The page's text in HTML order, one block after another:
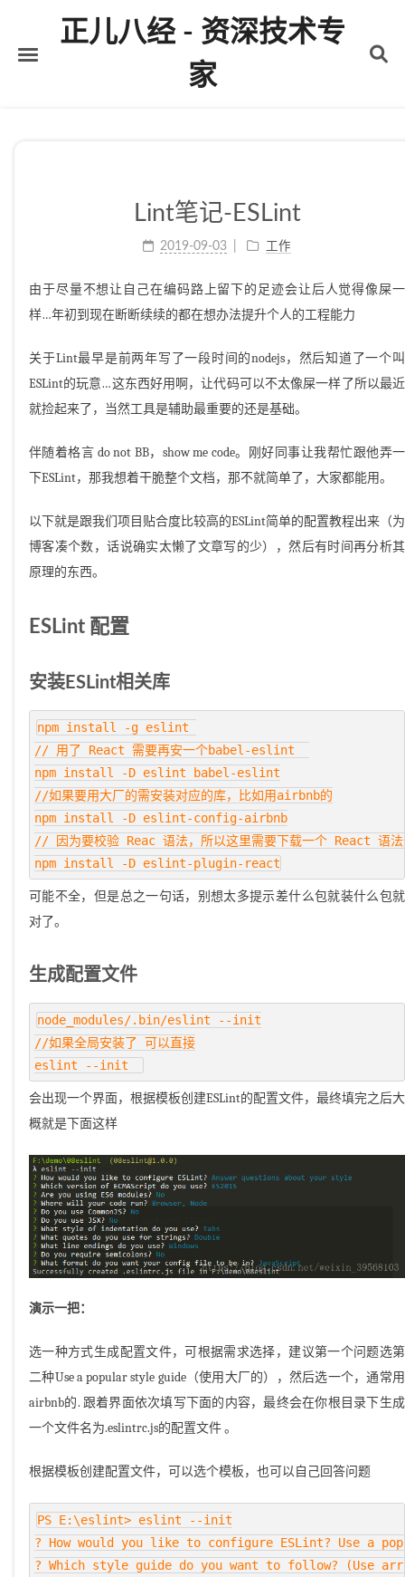
正儿八经 - 资深技术专
家
Lint笔记-ESLint
2019-09-03 工作
由于尽量不想让自己在编码路上留下的足迹会让后人觉得像屎一
样…年初到现在断断续续的都在想办法提升个人的工程能力
关于Lint最早是前两年写了一段时间的nodejs，然后知道了一个叫
ESLint的玩意…这东西好用啊，让代码可以不太像屎一样了所以最近
就捡起来了，当然工具是辅助最重要的还是基础。
伴随着格言 do not BB，show me code。刚好同事让我帮忙跟他弄一
下ESLint，那我想着干脆整个文档，那不就简单了，大家都能用。
以下就是跟我们项目贴合度比较高的ESLint简单的配置教程出来（为
博客凑个数，话说确实太懒了文章写的少），然后有时间再分析其
原理的东西。
ESLint 配置
安装ESLint相关库
npm install -g eslint
// 用了 React 需要再安一个babel-eslint
npm install -D eslint babel-eslint
//如果要用大厂的需安装对应的库，比如用airbnb的
npm install -D eslint-config-airbnb
// 因为要校验 Reac 语法，所以这里需要下载一个 React 语
可能不全，但是总之一句话，别想太多提示差什么包就装什么包就
对了。
生成配置文件
node_modules/.bin/eslint --init
//如果全局安装了 可以直接
会出现一个界面，根据模板创建ESLint的配置文件，最终填完之后大
概就是下面这样
演示一把：
选一种方式生成配置文件，可根据需求选择，建议第一个问题选第
二种Use a popular style guide（使用大厂的），然后选一个，通常用
airbnb的. 跟着界面依次填写下面的内容，最终会在你根目录下生成
一个文件名为.eslintrc.js的配置文件 。
根据模板创建配置文件，可以选个模板，也可以自己回答问题
PS E:\eslint> eslint --init
? How would you like to configure ESLint? Use a
? Which style guide do you want to follow? (Use